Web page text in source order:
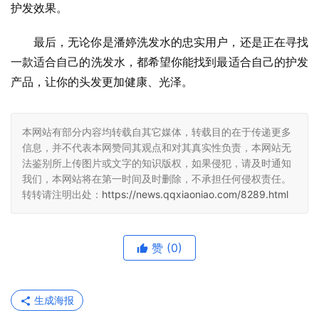
护发效果。
最后，无论你是潘婷洗发水的忠实用户，还是正在寻找
一款适合自己的洗发水，都希望你能找到最适合自己的护发
产品，让你的头发更加健康、光泽。
本网站有部分内容均转载自其它媒体，转载目的在于传递更多
信息，并不代表本网赞同其观点和对其真实性负责，本网站无
法鉴别所上传图片或文字的知识版权，如果侵犯，请及时通知
我们，本网站将在第一时间及时删除，不承担任何侵权责任。
转转请注明出处： https://news.qqxiaoniao.com/8289.html
赞 (0)
生成海报